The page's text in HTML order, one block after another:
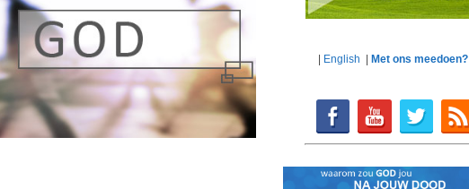
English Met ons meedoen?|